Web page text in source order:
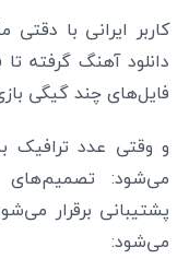
کاربر ایرانی با
دانلود آهنگ گرفته
فایل‌های چند گیگی
و وقتی عدد
می‌شود: تصمیم‌های
پشتیبانی برقرار
می‌شود: